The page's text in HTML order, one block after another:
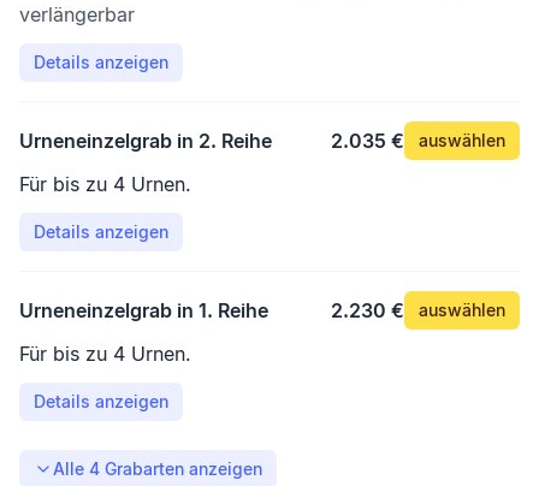
verlängerbar
Details anzeigen
Urneneinzelgrab in 2. Reihe 2.035 € auswählen
Für bis zu 4 Urnen.
Details anzeigen
Urneneinzelgrab in 1. Reihe 2.230 € auswählen
Für bis zu 4 Urnen.
Details anzeigen
Alle 4 Grabarten anzeigen